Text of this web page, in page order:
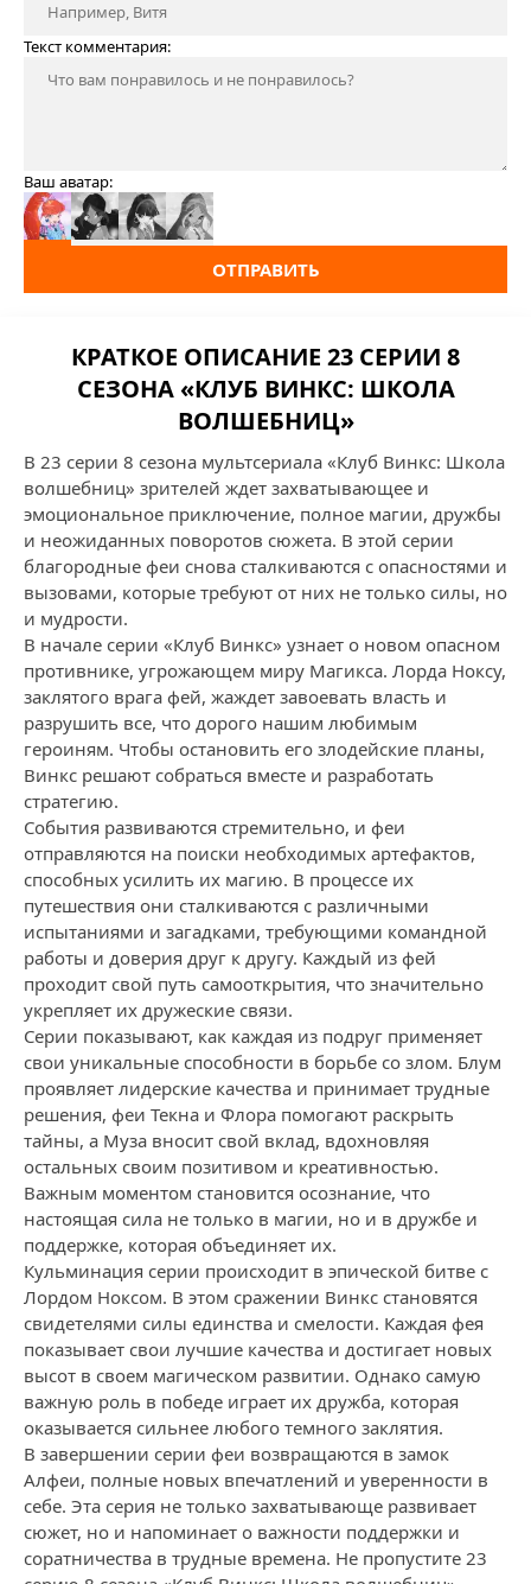
Текст комментария:
Ваш аватар:
ОТПРАВИТЬ
КРАТКОЕ ОПИСАНИЕ 23 СЕРИИ 8
СЕЗОНА «КЛУБ ВИНКС: ШКОЛА
ВОЛШЕБНИЦ»
В 23 серии 8 сезона мультсериала «Клуб Винкс: Школа
волшебниц» зрителей ждет захватывающее и
эмоциональное приключение, полное магии, дружбы
и неожиданных поворотов сюжета. В этой серии
благородные феи снова сталкиваются с опасностями и
вызовами, которые требуют от них не только силы, но
и мудрости.
В начале серии «Клуб Винкс» узнает о новом опасном
противнике, угрожающем миру Магикса. Лорда Ноксу,
заклятого врага фей, жаждет завоевать власть и
разрушить все, что дорого нашим любимым
героиням. Чтобы остановить его злодейские планы,
Винкс решают собраться вместе и разработать
стратегию.
События развиваются стремительно, и феи
отправляются на поиски необходимых артефактов,
способных усилить их магию. В процессе их
путешествия они сталкиваются с различными
испытаниями и загадками, требующими командной
работы и доверия друг к другу. Каждый из фей
проходит свой путь самооткрытия, что значительно
укрепляет их дружеские связи.
Серии показывают, как каждая из подруг применяет
свои уникальные способности в борьбе со злом. Блум
проявляет лидерские качества и принимает трудные
решения, феи Текна и Флора помогают раскрыть
тайны, а Муза вносит свой вклад, вдохновляя
остальных своим позитивом и креативностью.
Важным моментом становится осознание, что
настоящая сила не только в магии, но и в дружбе и
поддержке, которая объединяет их.
Кульминация серии происходит в эпической битве с
Лордом Ноксом. В этом сражении Винкс становятся
свидетелями силы единства и смелости. Каждая фея
показывает свои лучшие качества и достигает новых
высот в своем магическом развитии. Однако самую
важную роль в победе играет их дружба, которая
оказывается сильнее любого темного заклятия.
В завершении серии феи возвращаются в замок
Алфеи, полные новых впечатлений и уверенности в
себе. Эта серия не только захватывающе развивает
сюжет, но и напоминает о важности поддержки и
соратничества в трудные времена. Не пропустите 23